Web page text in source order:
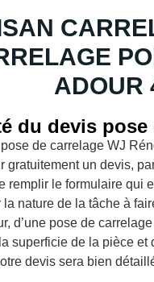
ADOUR
du devis pose
pose de carrelage WJ
gratuitement un devis,
remplir le formulaire qui
nature de la tâche à
d’une pose de
superficie de la pièce et
devis sera bien